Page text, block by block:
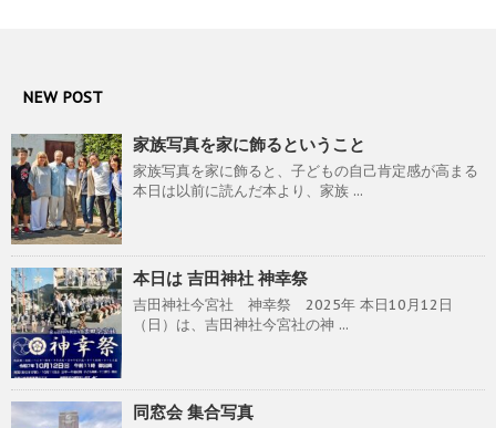
NEW POST
家族写真を家に飾るということ
家族写真を家に飾ると、子どもの自己肯定感が高まる
本日は以前に読んだ本より、家族 ...
本日は 吉田神社 神幸祭
吉田神社今宮社 神幸祭 2025年 本日10月12日
（日）は、吉田神社今宮社の神 ...
同窓会 集合写真